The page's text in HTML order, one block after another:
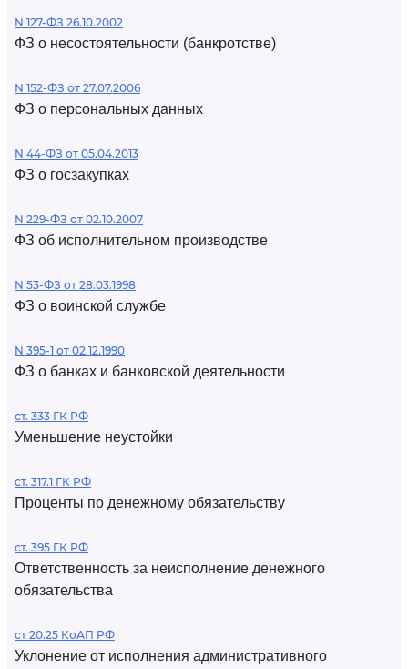
N 127-ФЗ 26.10.2002
ФЗ о несостоятельности (банкротстве)
N 152-ФЗ от 27.07.2006
ФЗ о персональных данных
N 44-ФЗ от 05.04.2013
ФЗ о госзакупках
N 229-ФЗ от 02.10.2007
ФЗ об исполнительном производстве
N 53-ФЗ от 28.03.1998
ФЗ о воинской службе
N 395-1 от 02.12.1990
ФЗ о банках и банковской деятельности
ст. 333 ГК РФ
Уменьшение неустойки
ст. 317.1 ГК РФ
Проценты по денежному обязательству
ст. 395 ГК РФ
Ответственность за неисполнение денежного
обязательства
ст 20.25 КоАП РФ
Уклонение от исполнения административного